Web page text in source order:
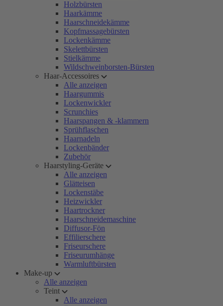
Holzbürsten
Haarkämme
Haarschneidekämme
Kopfmassagebürsten
Lockenkämme
Skelettbürsten
Stielkämme
Wildschweinborsten-Bürsten
Haar-Accessoires
Alle anzeigen
Haargummis
Lockenwickler
Scrunchies
Haarspangen & -klammern
Sprühflaschen
Haarnadeln
Lockenbänder
Zubehör
Haarstyling-Geräte
Alle anzeigen
Glätteisen
Lockenstäbe
Heizwickler
Haartrockner
Haarschneidemaschine
Diffusor-Fön
Effilierschere
Friseurschere
Friseurumhänge
Warmluftbürsten
Make-up
Alle anzeigen
Teint
Alle anzeigen